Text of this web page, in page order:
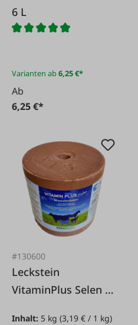
6 L
Varianten ab6,25 €*
Ab
6,25 €*
#130600
Leckstein
VitaminPlus Selen 5
Inhalt: 5 kg (3,19 € / 1 kg)